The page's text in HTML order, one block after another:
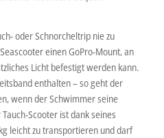
oder Schnorcheltrip nie zu
einen GoPro-Mount, an
Licht befestigt werden kann.
enthalten – so geht der
wenn der Schwimmer seine
Scooter ist dank seines
leicht zu transportieren und darf